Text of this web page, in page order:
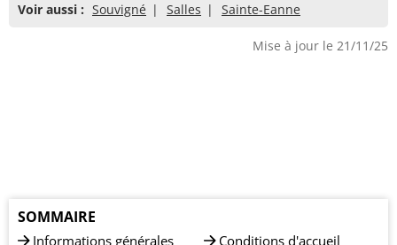
Voir aussi : Souvigné Salles Sainte-Eanne
Mise à jour le 21/11/25
SOMMAIRE
Informations générales
Conditions d'accueil